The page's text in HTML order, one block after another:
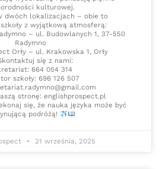
kulturowej.
dwóch lokalizacjach – obie to
szkoły z wyjątkową atmosferą:
– ul. Budowlanych 1, 37-550
Radymno
Orły – ul. Krakowska 1, Orły
się z nami:
664 054 314
szkoły: 696 126 507
stronę: englishprospect.pl
się, że nauka języka może być
podróżą!
21 września, 2025